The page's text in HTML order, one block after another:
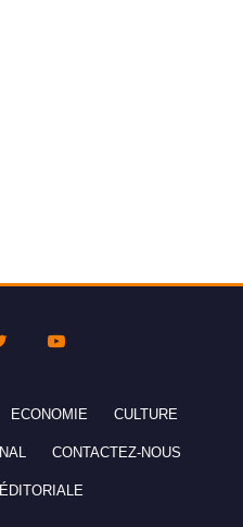
ECONOMIE CULTURE
CONTACTEZ-NOUS